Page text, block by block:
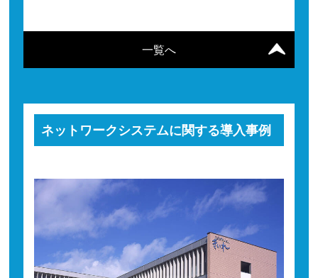
一覧へ
ネットワークシステムに関する導入事例